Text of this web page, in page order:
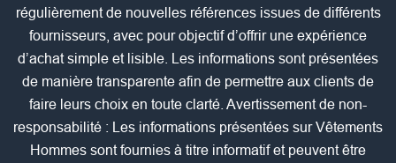
régulièrement de nouvelles références issues de différents
fournisseurs, avec pour objectif d’offrir une expérience
d’achat simple et lisible. Les informations sont présentées
de manière transparente afin de permettre aux clients de
faire leurs choix en toute clarté. Avertissement de non-
responsabilité : Les informations présentées sur Vêtements
Hommes sont fournies à titre informatif et peuvent être